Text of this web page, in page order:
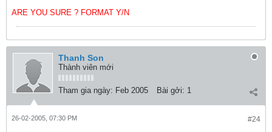
ARE YOU SURE ? FORMAT Y/N
Thanh Son
Thành viên mới
Tham gia ngày: Feb 2005 Bài gởi: 1
#24
26-02-2005, 07:30 PM